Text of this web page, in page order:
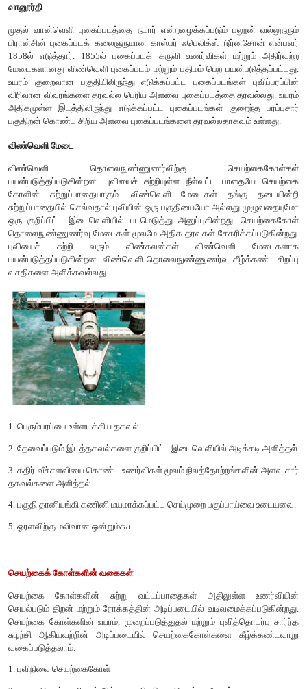
தோற்றங்களின் நெடுங்கால கண்காணிப்பிற்கும்
வான்வெளி மேடை
வானூர்திகள் விவரணத்திற்கான
புகைப்படத்தை அளவீடு செய்யவும்
தொலை நுண்ணுணர்வு
(i) தாழ்மிகு தொலைநுண்ணுணர்வு (Low altitude) மற்றும்
(ii) உயர்மிகு தொலை நுண்ணுணர்வு (Highaltitude)
வகைப்படுத்தப்படுகிறது.
பலூன்
வான்வெளி புகைப்படத்திற்கும் இயற்கை பாதுகாப்பு ஆய்விற்கும்
வான்வெளியிலான முதல் புவிநிலத்தோற்ற அமைப்பு பலூனில்
கேமரா மூலம் 1859-ல் எடுக்கப்பட்டது. பலூன் சுமார் 30கி.மீ.
மிதக்கும்.